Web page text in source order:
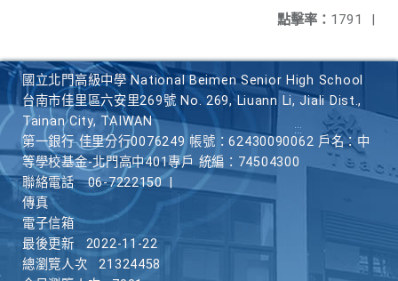
點擊率： 1791 |
國立北門高級中學 National Beimen Senior High School
台南市佳里區六安里269號 No. 269, Liuann Li, Jiali Dist.,
Tainan City, TAIWAN
第一銀行 佳里分行0076249 帳號：62430090062 戶名：中
等學校基金-北門高中401專戶 統編：74504300
聯絡電話
06-7222150
傳真
電子信箱
最後更新
2022-11-22
總瀏覽人次
21324458